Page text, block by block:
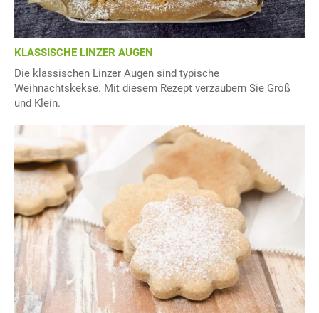
KLASSISCHE LINZER AUGEN
Die klassischen Linzer Augen sind typische
Weihnachtskekse. Mit diesem Rezept verzaubern Sie Groß
und Klein.